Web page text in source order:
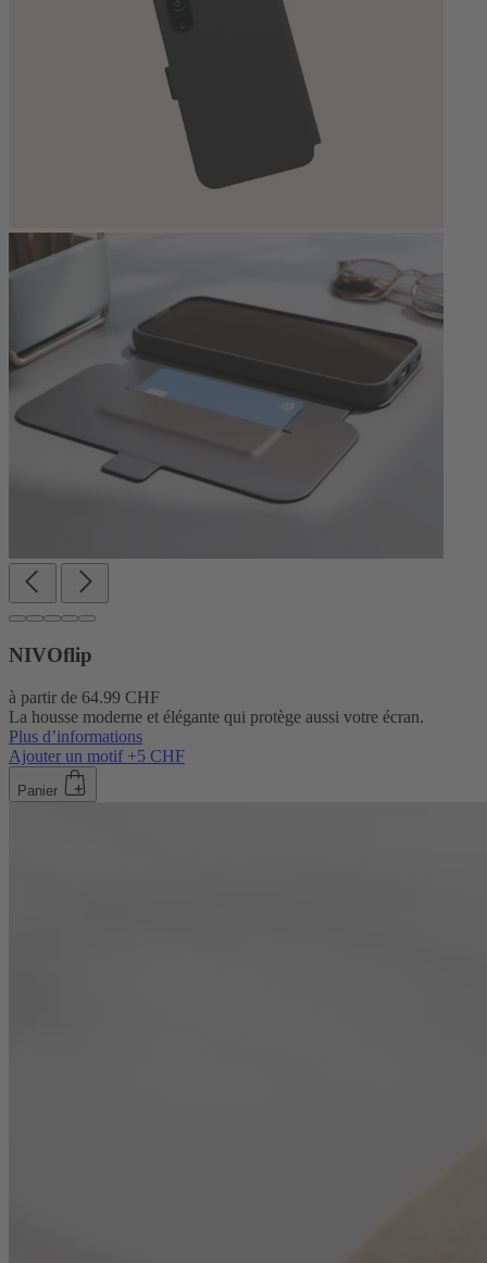
NIVOflip
à partir de 64.99 CHF
La housse moderne et élégante qui protège aussi votre écran.
Plus d’informations
Ajouter un motif +5 CHF
Panier